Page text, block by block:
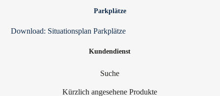
Parkplätze
Download: Situationsplan Parkplätze
Kundendienst
Suche
Kürzlich angesehene Produkte